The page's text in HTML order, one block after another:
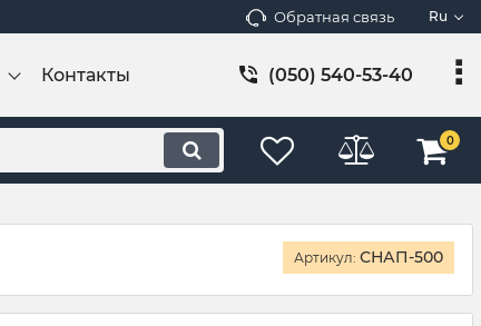
Обратная связь Ru
Контакты (050) 540-53-40
0
Артикул: СНАП-500